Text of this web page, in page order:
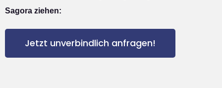
Sagora ziehen:
Jetzt unverbindlich anfragen!